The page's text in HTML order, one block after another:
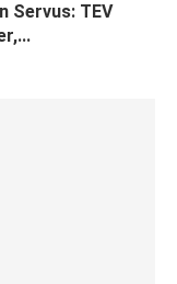
Servus: TEV